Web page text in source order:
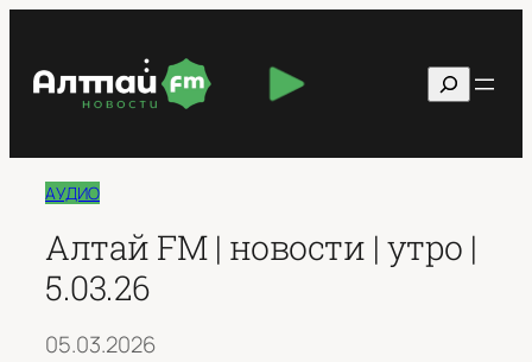
содержимому
Поиск
АУДИО
Алтай FM | новости | утро |
5.03.26
05.03.2026